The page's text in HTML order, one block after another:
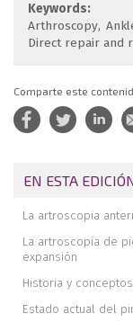
Keywords:
Arthroscopy
Direct repair and
Comparte este
EN ESTA
La artroscopia
La artroscopia de
expansión
Historia y
Estado actual del